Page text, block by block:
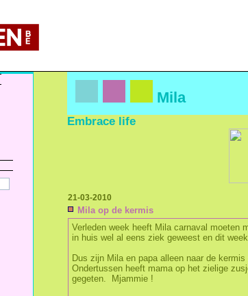
Mila
Embrace life
21-03-2010
Mila op de kermis
Verleden week heeft Mila carnaval moeten
in huis wel al eens ziek geweest en dit
Dus zijn Mila en papa alleen naar de
Ondertussen heeft mama op het zielige
gegeten. Mjammie !